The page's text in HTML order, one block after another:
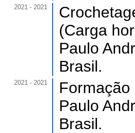
2021 - 2021
(Carga
Paulo
Brasil.
2021 - 2021
Paulo
Brasil.